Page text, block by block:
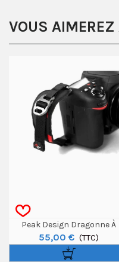
VOUS
Peak Design Dragonne À
Fixation Rapide
55,00 € (TTC)